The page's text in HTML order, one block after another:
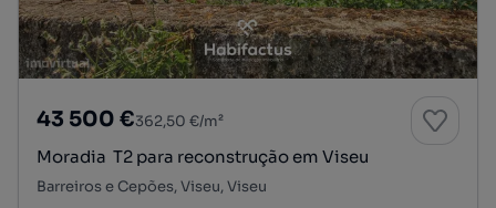
43 500 €362,50 €/m²
Moradia T2 para reconstrução em Viseu
Barreiros e Cepões, Viseu, Viseu